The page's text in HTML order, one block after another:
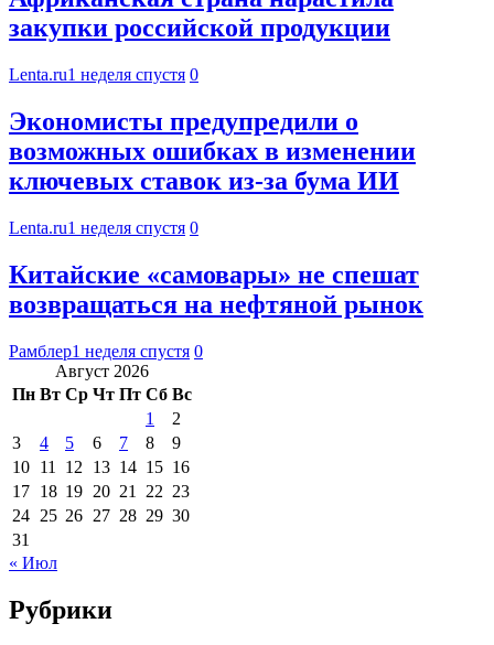
закупки российской продукции
Lenta.ru1 неделя спустя 0
Экономисты предупредили о
возможных ошибках в изменении
ключевых ставок из-за бума ИИ
Lenta.ru1 неделя спустя 0
Китайские «самовары» не спешат
возвращаться на нефтяной рынок
Рамблер1 неделя спустя 0
Август 2026
Пн Вт Ср Чт Пт Сб Вс
1
2
3
4 5 6 7 8
9
10 11 12 13 14 15 16
17 18 19 20 21 22 23
24 25 26 27 28 29 30
31
« Июл
Рубрики